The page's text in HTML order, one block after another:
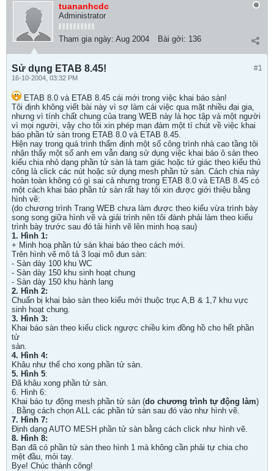
tuananhcdc
Administrator
Tham gia ngày: Aug 2004 Bài gởi: 136
#1
Sử dụng ETAB 8.45!
16-10-2004, 03:32 PM
ETAB 8.0 và ETAB 8.45 cái mới trong việc khai báo sàn!
Tôi định không viết bài này vì sợ làm cái việc qua mặt nhiều đại gia,
nhưng vì tính chất chung của trang WEB này là học tập và một người
vì mọi người, vậy cho tôi xin phép mạn đàm một tí chút về việc khai
báo phần tử sàn trong ETAB 8.0 và ETAB 8.45.
Hiện nay trong quá trình thẩm định một số công trình nhà cao tầng tôi
nhận thấy một số anh em vẫn đang sử dụng việc khai báo ô sàn theo
kiểu chia nhỏ dạng phần tử sàn là tam giác hoặc tứ giác theo kiểu thủ
công là click các nút hoặc sử dụng mesh phần tử sàn. Cách chia này
hoàn toàn không có gì sai cả nhưng trong ETAB 8.0 và ETAB 8.45 có
một cách khai báo phần tử sàn rất hay tôi xin được giới thiệu bằng
hình vẽ:
(do chương trình Trang WEB chưa làm được theo kiểu vừa trình bày
song song giữa hình vẽ và giải trình nên tôi đành phải làm theo kiểu
trình bày trước sau đó tải hình vẽ lên minh hoạ sau)
1. Hình 1:
+ Minh hoạ phần tử sàn khai báo theo cách mới.
Trên hình vẽ mô tả 3 loại mô đun sàn:
- Sàn dày 100 khu WC
- Sàn dày 150 khu sinh hoạt chung
- Sàn dày 150 khu hành lang
2. Hình 2:
Chuẩn bị khai báo sàn theo kiểu mới thuộc trục A,B & 1,7 khu vực
sinh hoạt chung.
3. Hình 3:
Khai báo sàn theo kiểu click ngược chiều kim đồng hồ cho hết phần
tử
sàn.
4. Hình 4:
Khâu như thế cho xong phần tử sàn.
5. Hình 5:
Đã khâu xong phần tử sàn.
6. Hình 6:
Khai báo tự động mesh phần tử sàn (do chương trình tự động làm)
. Bằng cách chọn ALL các phần tử sàn sau đó vào như hình vẽ.
7. Hình 7:
Định dạng AUTO MESH phần tử sàn bằng cách click như hình vẽ.
8. Hình 8:
Bạn đã có phần tử sàn theo hình 1 mà không cần phải tự chia cho
mệt đầu, mỏi tay.
Bye! Chúc thành công!